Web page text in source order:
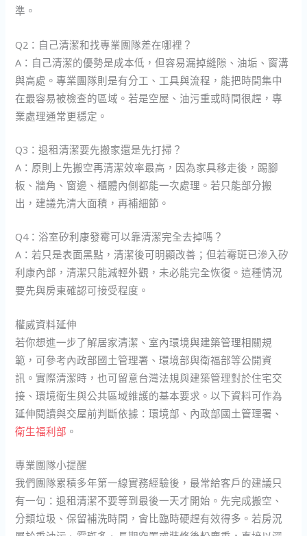
準。
Q2：自己清潔和找專業團隊差在哪裡？
A：自己清潔的優勢是成本低，但容易漏掉縫隙、油垢、窗溝
與高處。專業團隊則是有分工、工具與流程，能把時間集中
在最容易被檢查的區域。若是空屋、油污重或時間很趕，專
業處理通常更穩定。
Q3：退租清潔要先搬家還是先打掃？
A：原則上先搬空再清潔效率最高，因為家具移走後，踢腳
板、牆角、窗邊、櫃體內側都能一次處理。若只能部分搬
出，建議先清大面積，再補細節。
Q4：浴室矽利康發霉可以靠清潔完全去掉嗎？
A：若只是表面黑點，清潔後可明顯改善；但若霉斑已滲入矽
利康內部，清潔只能減輕外觀，未必能完全恢復。這種情況
要先與房東確認可接受程度。
權威資料延伸
若你想進一步了解居家清潔、室內環境與建築管理相關規
範，可參考內政部國土管理署、環境部與衛福部等公開資
訊。實際清潔時，也可留意台灣法規與建築管理對於住宅交
接、環境衛生與公共區域維護的基本要求。以下資料可作為
延伸閱讀與交屋前判斷依據：環境部、內政部國土管理署、
衛生福利部 。
專業團隊小提醒
我們團隊累積多年第一線實務經驗後，最常給客戶的建議只
有一句：退租清潔不要等到最後一天才開始。先完成搬空、
分類垃圾、保留補洗時間，會比臨時硬趕有效得多。若房況